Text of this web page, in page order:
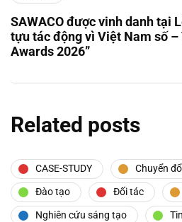
SAWACO được vinh danh tại
tựu tác động vì Việt Nam số
Awards 2026”
Related posts
CASE-STUDY Chuyển
Đào tạo Đối tác
Nghiên cứu sáng tạo